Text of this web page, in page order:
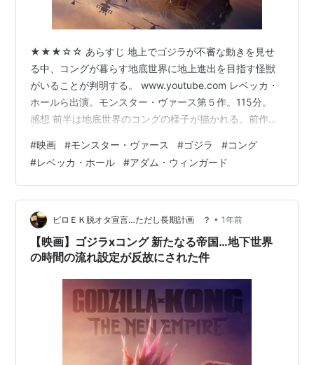
★★★☆☆ あらすじ 地上でゴジラが不審な動きを見せ
る中、コングが暮らす地底世界に地上進出を目指す怪獣
がいることが判明する。 www.youtube.com レベッカ・
ホールら出演。モンスター・ヴァース第５作。115分。
感想 前半は地底世界のコングの様子が描かれる。前作で
しっかりと描こうとしたのだろう。 原始的な世界で野生
の暮らしを満喫していたコングは、ついに同族を発見す
る。だが彼らは独裁者に虐げられており、巨大な生物を
操っての地上進出も目論んでいた。コングはそれらに対
抗しようとする。 ほぼコング目線で物語が進行し、「猿
の惑星」ぽいといえばぽ…
#映画 #モンスター・ヴァース #ゴジラ #コング
#レベッカ・ホール #アダム・ウィンガード
ピロＥＫ脱オタ宣言…ただし長期計画 ？ • 1年前
【映画】ゴジラxコング 新たなる帝国…地下世界
の時間の流れ設定が反故にされた件